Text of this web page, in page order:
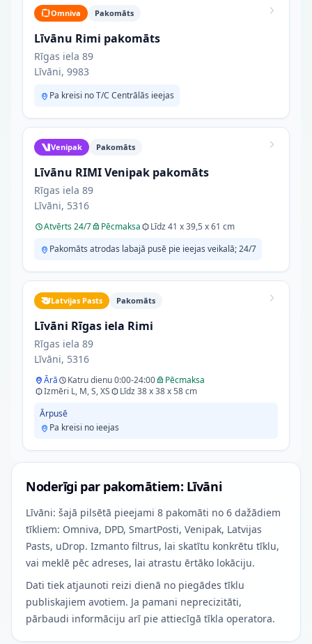
Omniva Pakomāts
Līvānu Rimi pakomāts
Rīgas iela 89
Līvāni, 9983
Pa kreisi no T/C Centrālās ieejas
Venipak Pakomāts
Līvānu RIMI Venipak pakomāts
Rīgas iela 89
Līvāni, 5316
Atvērts 24/7 Pēcmaksa
Līdz 41 x 39,5 x 61 cm
Pakomāts atrodas labajā pusē pie ieejas veikalā; 24/7
Latvijas Pasts Pakomāts
Līvāni Rīgas iela Rimi
Rīgas iela 89
Līvāni, 5316
Ārā Katru dienu 0:00-24:00
Pēcmaksa
Izmēri L, M, S, XS
Līdz 38 x 38 x 58 cm
Ārpusē
Pa kreisi no ieejas
Noderīgi par pakomātiem: Līvāni
Līvāni: šajā pilsētā pieejami 8 pakomāti no 6 dažādiem
tīkliem: Omniva, DPD, SmartPosti, Venipak, Latvijas
Pasts, uDrop. Izmanto filtrus, lai skatītu konkrētu tīklu,
vai meklē pēc adreses, lai atrastu ērtāko lokāciju.
Dati tiek atjaunoti reizi dienā no piegādes tīklu
publiskajiem avotiem. Ja pamani neprecizitāti,
pārbaudi informāciju arī pie attiecīgā tīkla operatora.